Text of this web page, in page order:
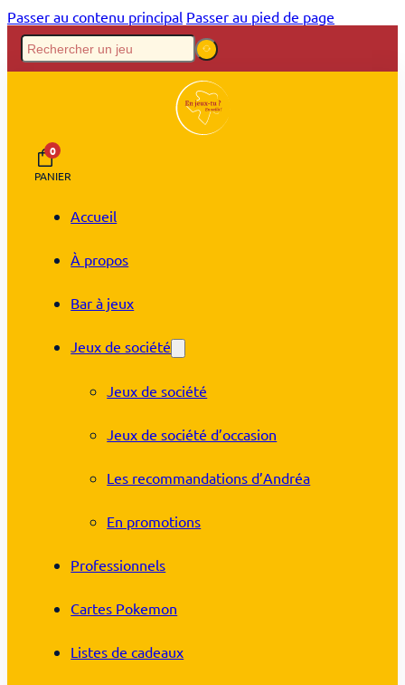
Passer au contenu principal Passer au pied de page
0
PANIER
Accueil
À propos
Bar à jeux
Jeux de société
Jeux de société
Jeux de société d’occasion
Les recommandations d’Andréa
En promotions
Professionnels
Cartes Pokemon
Listes de cadeaux